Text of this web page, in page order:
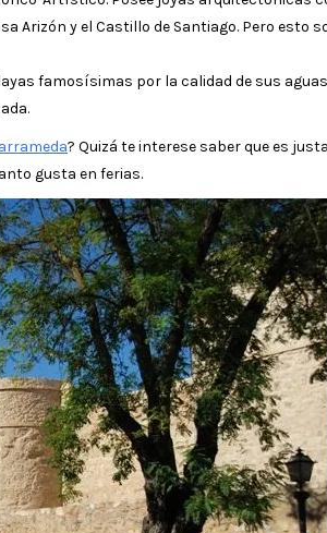
Arizón y el Castillo de Santiago. Pero esto
famosísimas por la calidad de sus
? Quizá te interese saber que es
gusta en ferias.